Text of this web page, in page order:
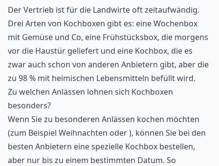
Der Vertrieb ist für die Landwirte oft zeitaufwändig.
Drei Arten von Kochboxen gibt es: eine Wochenbox
mit Gemüse und Co, eine Frühstücksbox, die morgens
vor die Haustür geliefert und eine Kochbox, die es
zwar auch schon von anderen Anbietern gibt, aber die
zu 98 % mit heimischen Lebensmitteln befüllt wird.
Zu welchen Anlässen lohnen sich Kochboxen
besonders?
Wenn Sie zu besonderen Anlässen kochen möchten
(zum Beispiel Weihnachten oder ), können Sie bei den
besten Anbietern eine spezielle Kochbox bestellen,
aber nur bis zu einem bestimmten Datum. So